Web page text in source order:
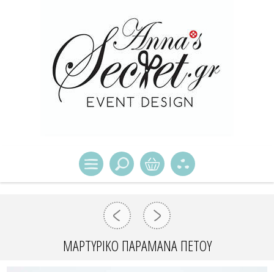
ΜΑΡΤΥΡΙΚΌ ΠΑΡΑΜΆΝΑ ΠΈΤΟΥ